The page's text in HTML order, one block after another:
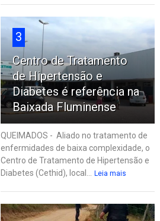
3
Centro de Tratamento
de Hipertensão e
Diabetes é referência na
Baixada Fluminense
QUEIMADOS - Aliado no tratamento de
enfermidades de baixa complexidade, o
Centro de Tratamento de Hipertensão e
Diabetes (Cethid), local...
Leia mais